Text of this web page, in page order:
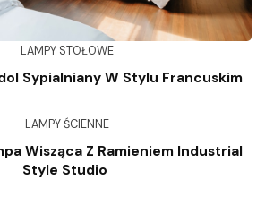
LAMPY STOŁOWE
Sypialniany W Stylu Francuskim
LAMPY ŚCIENNE
Wisząca Z Ramieniem Industrial
Style Studio